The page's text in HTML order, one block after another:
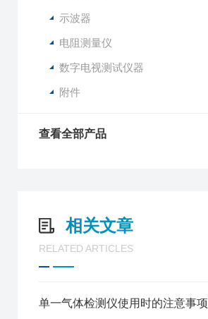
示波器
电阻测量仪
数字电视测试仪器
附件
查看全部产品
相关文章
RELATED ARTICLES
单一气体检测仪使用时的注意事项